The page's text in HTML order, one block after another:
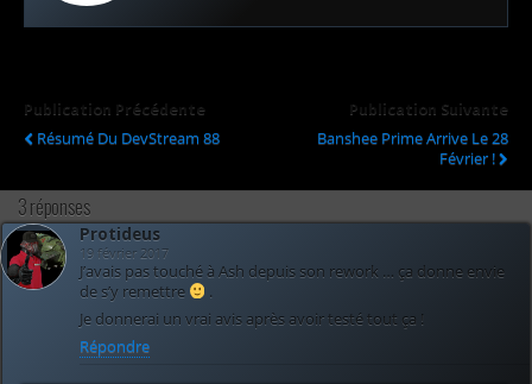
Publication Précédente
Résumé Du DevStream 88
Publication Suivante
Banshee Prime Arrive Le 28
Février !
3 réponses
Protideus
19 février 2017
J’avais pas touché à Ash depuis son rework … ça donne envie
de s’y remettre
.
Je donnerai un vrai avis après avoir testé tout ça !
Répondre